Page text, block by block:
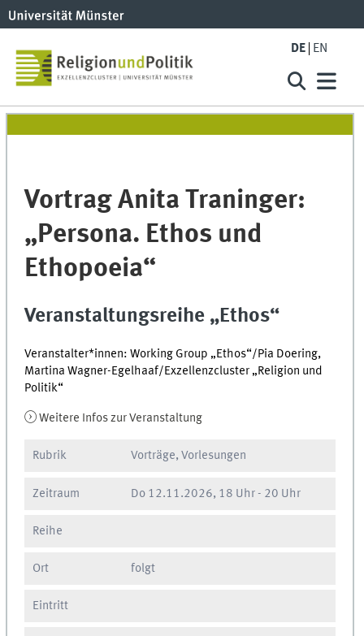
DE EN
Vortrag Anita Traninger:
„Persona. Ethos und
Ethopoeia“
Veranstaltungsreihe „Ethos“
Veranstalter*innen: Working Group „Ethos“/Pia Doering,
Martina Wagner-Egelhaaf/Exzellenzcluster „Religion und
Politik“
Weitere Infos zur Veranstaltung
Rubrik Vorträge, Vorlesungen
Zeitraum Do 12.11.2026, 18 Uhr - 20 Uhr
Reihe
Ort folgt
Eintritt